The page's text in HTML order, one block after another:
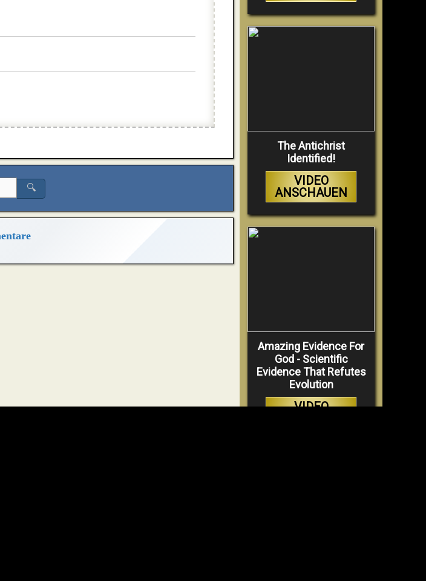
🔍
The Antichrist
Identified!
VIDEO
ANSCHAUEN
Amazing Evidence For
God - Scientific
Evidence That Refutes
Evolution
VIDEO